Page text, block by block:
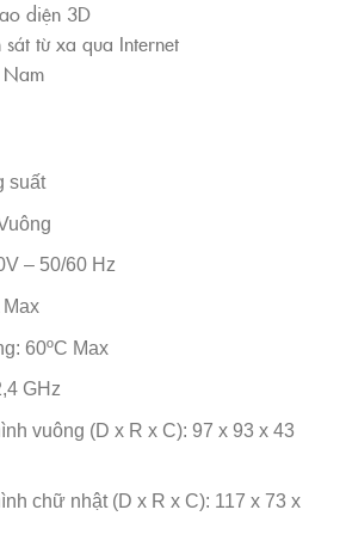
diện 3D
từ xa qua Internet
suất
– 50/60 Hz
Max
60ºC Max
GHz
vuông (D x R x C): 97 x 93 x 43
chữ nhật (D x R x C): 117 x 73 x